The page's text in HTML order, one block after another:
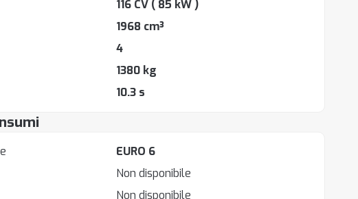
116 CV ( 85 kW )
1968 cm³
4
1380 kg
10.3 s
EURO 6
Non disponibile
Non disponibile